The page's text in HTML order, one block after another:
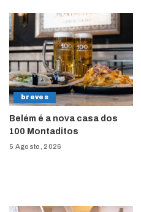
breves
Belém é a nova casa dos
100 Montaditos
5 Agosto, 2026